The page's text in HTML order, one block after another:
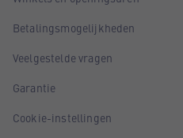
Betalingsmogelijkheden
Veelgestelde vragen
Garantie
Cookie-instellingen